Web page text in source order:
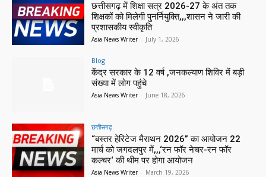
छत्तीसगढ़ में शिक्षा सत्र 2026-27 के अंत तक
शिक्षकों को मिलेगी पुनर्नियुक्ति,,,शासन ने जारी की
प्रशासकीय स्वीकृति
Asia News Writer - July 1, 2026
Blog
केंद्र सरकार के 12 वर्ष ,जनकल्याण शिविर में बड़ी
संख्या में लोग पहुंचे
Asia News Writer - June 18, 2026
छत्तीसगढ़
“बस्तर हेरिटेज मैराथन 2026” का आयोजन 22
मार्च को जगदलपुर में,,,‘रन फॉर नेचर-रन फॉर
कल्चर‘ की थीम पर होगा आयोजन
Asia News Writer - March 19, 2026